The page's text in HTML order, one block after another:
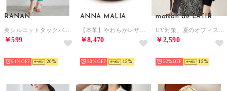
RANAN
￥599
81% 20
ANNA MALIA
￥8,470
30% 15
maison de LATIR
￥2,590
52% 15